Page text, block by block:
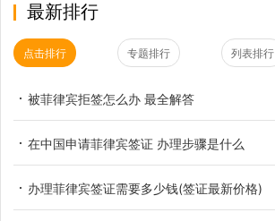
最新排行
点击排行 专题排行 列表排行
被菲律宾拒签怎么办 最全解答
在中国申请菲律宾签证 办理步骤是什么
办理菲律宾签证需要多少钱(签证最新价格)